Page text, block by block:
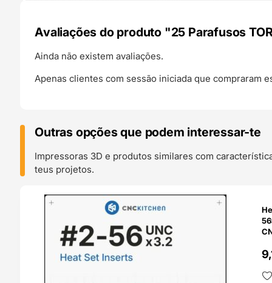
Avaliações do produto "25 Parafusos
Ainda não existem avaliações.
Apenas clientes com sessão iniciada que compraram
Outras opções que podem interessar-te
Impressoras 3D e produtos similares com
teus projetos.